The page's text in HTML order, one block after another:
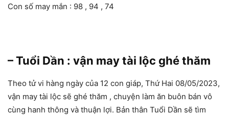
Con số may mắn : 98 , 94 , 74
– Tuổi Dần : vận may tài lộc ghé thăm
Theo tử vi hàng ngày của 12 con giáp, Thứ Hai 08/05/2023,
vận may tài lộc sẽ ghé thăm , chuyện làm ăn buôn bán vô
cùng hanh thông và thuận lợi. Bản thân Tuổi Dần sẽ tìm